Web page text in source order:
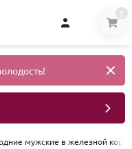
0
мужские в железной